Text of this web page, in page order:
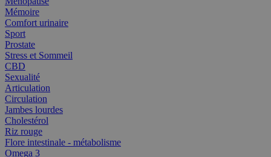
Mémoire
Comfort urinaire
Sport
Prostate
Stress et Sommeil
CBD
Sexualité
Articulation
Circulation
Jambes lourdes
Cholestérol
Riz rouge
Flore intestinale - métabolisme
Omega 3